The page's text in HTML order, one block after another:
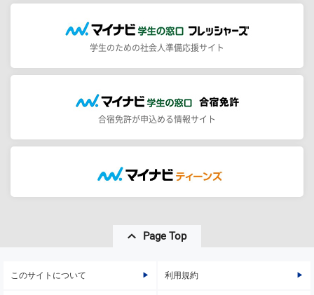
学生のための社会人準備応援サイト
合宿免許が申込める情報サイト
Page Top
このサイトについて 利用規約